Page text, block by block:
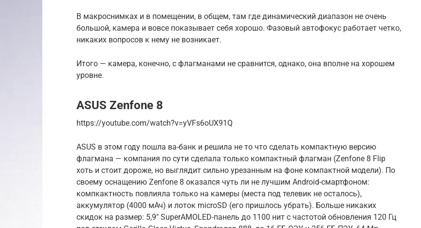
В макроснимках и в помещении, в общем, там где динамический диапазон не очень
большой, камера и вовсе показывает себя хорошо. Фазовый автофокус работает четко,
никаких вопросов к нему не возникает.
Итого — камера, конечно, с флагманами не сравнится, однако, она вполне на хорошем
уровне.
ASUS Zenfone 8
https://youtube.com/watch?v=yVFs6oUX91Q
ASUS в этом году пошла ва-банк и решила не то что сделать компактную версию
флагмана — компания по сути сделала только компактный флагман (Zenfone 8 Flip
хоть и стоит дороже, но выглядит сильно урезанным на фоне компактной модели). По
своему оснащению Zenfone 8 оказался чуть ли не лучшим Android-смартфоном:
компкактность повлияла только на камеры (места под телевик не осталось),
аккумулятор (4000 мАч) и лоток microSD (его пришлось убрать). Больше никаких
скидок на размер: 5,9″ SuperAMOLED-панель до 1100 нит с частотой обновления 120 Гц